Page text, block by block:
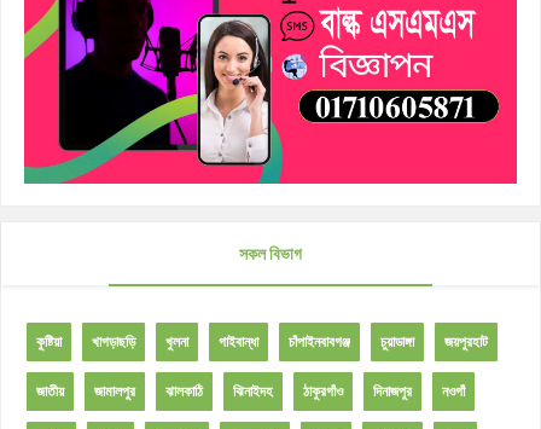
সকল বিভাগ
কুষ্টিয়া খাগড়াছড়ি খুলনা গাইবান্ধা চাঁপাইনবাবগঞ্জ চুয়াডাঙ্গা জয়পুরহাট
জাতীয় জামালপুর ঝালকাঠি ঝিনাইদহ ঠাকুরগাঁও দিনাজপুর নওগাঁ